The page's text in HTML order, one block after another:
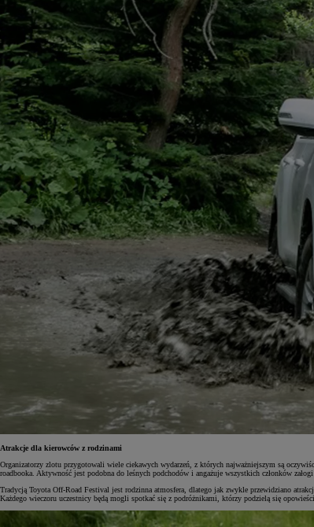
Atrakcje dla kierowców z rodzinami
Organizatorzy zlotu przygotowali wiele ciekawych wydarzeń, z których najważniejszym są
roadbooka. Aktywność jest podobna do leśnych podchodów i angażuje wszystkich członków
Tradycją Toyota Off-Road Festival jest rodzinna atmosfera, dlatego jak zwykle przewidziano
Każdego wieczoru uczestnicy będą mogli spotkać się z podróżnikami, którzy podzielą się